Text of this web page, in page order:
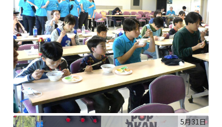
5月31日